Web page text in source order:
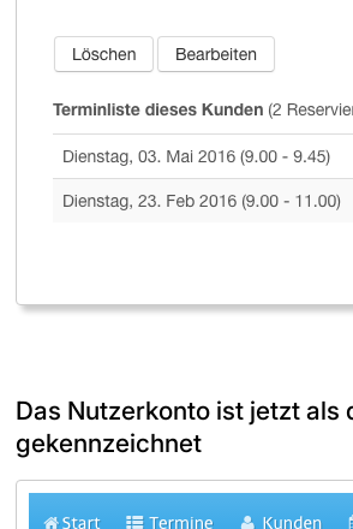
Das Nutzerkonto ist jetzt als
gekennzeichnet